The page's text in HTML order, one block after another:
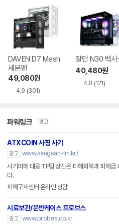
DAVEN D7 Mesh
세븐팬
49,080원
4.9 (301)
잘만 N30 백사
40,480원
4.8 (121)
파워링크 광고
ATXCOIN 사칭 사기
광고 www.sangsan-fin.kr/
사기피해 대응 TF팀 상산은 피해회복과 피해금
다.
피해구제센터 온라인 상담
시료보관/운반케이스 프로브스
광고 www.probes.co.kr